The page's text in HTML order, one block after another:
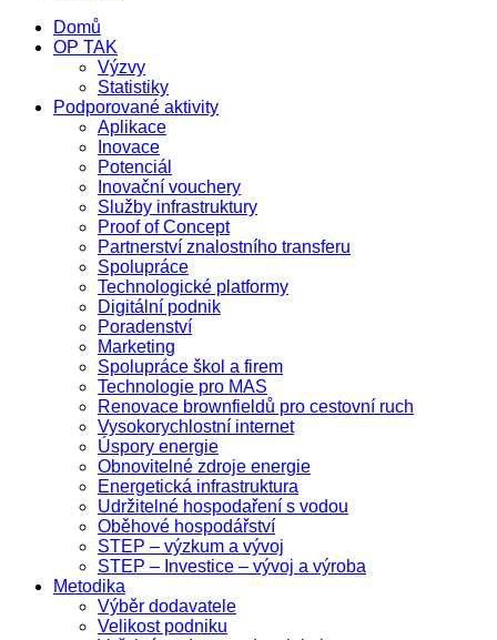
Domů
OP TAK
Výzvy
Statistiky
Podporované aktivity
Aplikace
Inovace
Potenciál
Inovační vouchery
Služby infrastruktury
Proof of Concept
Partnerství znalostního transferu
Spolupráce
Technologické platformy
Digitální podnik
Poradenství
Marketing
Spolupráce škol a firem
Technologie pro MAS
Renovace brownfieldů pro cestovní ruch
Vysokorychlostní internet
Úspory energie
Obnovitelné zdroje energie
Energetická infrastruktura
Udržitelné hospodaření s vodou
Oběhové hospodářství
STEP – výzkum a vývoj
STEP – Investice – vývoj a výroba
Metodika
Výběr dodavatele
Velikost podniku